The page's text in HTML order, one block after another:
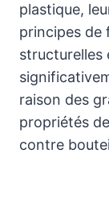
plastique,
principes de
structurelles
raison des
propriétés
contre